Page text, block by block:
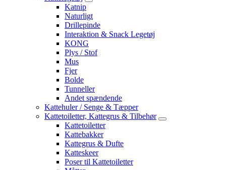
Katnip
Naturligt
Drillepinde
Interaktion & Snack Legetøj
KONG
Plys / Stof
Mus
Fjer
Bolde
Tunneller
Andet spændende
Kattehuler / Senge & Tæpper
Kattetoiletter, Kattegrus & Tilbehør
Kattetoiletter
Kattebakker
Kattegrus & Dufte
Katteskeer
Poser til Kattetoiletter